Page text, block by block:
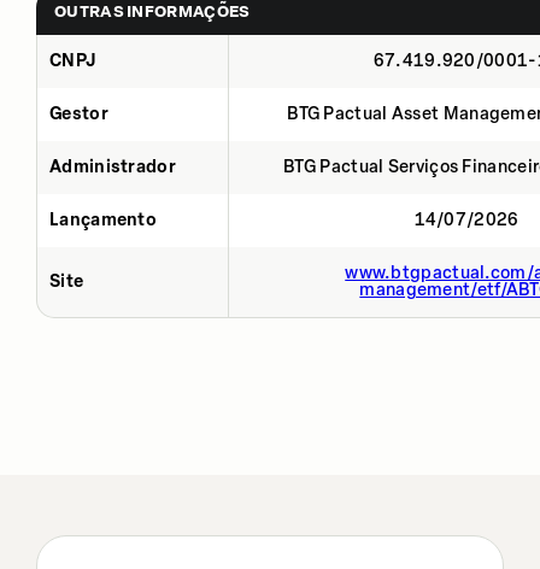
OUTRAS INFORMAÇÕES
CNPJ 67.419.920/0001-
Gestor BTG Pactual Asset
Administrador BTG Pactual Serviços
Lançamento 14/07/2026
Site
www.btgpactual.com/
management/etf/